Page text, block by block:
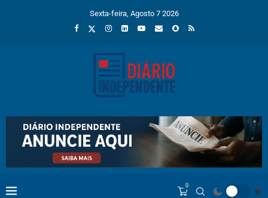
Sexta-feira, Agosto 7 2026
0